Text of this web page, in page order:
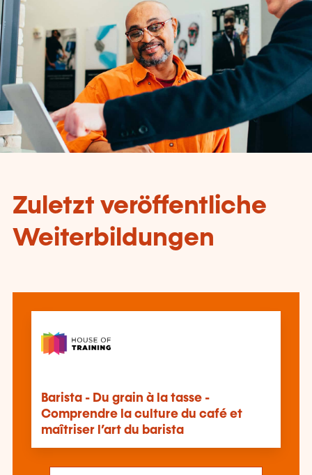
Zuletzt veröffentliche
Weiterbildungen
Barista - Du grain à la tasse -
Comprendre la culture du café et
maîtriser l’art du barista